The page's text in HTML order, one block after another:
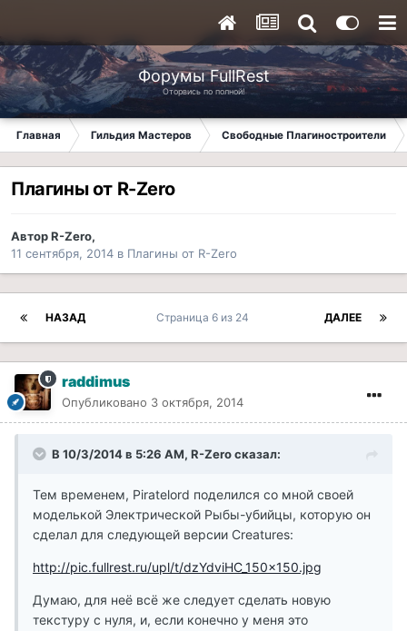
Форумы FullRest
Оторвись по полной!
Главная Гильдия Мастеров Свободные Плагиностроители
Плагины от R-Zero
АвторR-Zero,
11 сентября, 2014 в Плагины от R-Zero
НАЗАД ДАЛЕЕ
Страница 6 из 24
raddimus
Опубликовано 3 октября, 2014
В 10/3/2014 в 5:26 AM, R-Zero сказал:
Тем временем, Piratelord поделился со мной своей
моделькой Электрической Рыбы-убийцы, которую он
сделал для следующей версии Creatures:
http://pic.fullrest.ru/upl/t/dzYdviHC_150x150.jpg
Думаю, для неё всё же следует сделать новую
текстуру с нуля, и, если конечно у меня это